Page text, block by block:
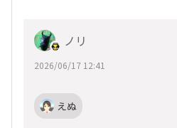
ノリ
2026/06/17 12:41
えぬ